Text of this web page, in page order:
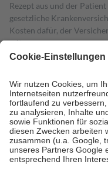
Rezept aus und der
gesetzliche
Kosten dafür, der
mit.
Grundsätzlich leisten
höchstens zehn Euro.
Es
Kosten der Leistung zu
Diese Regeln gelten
Bei Heilmitteln und
Zuzahlung zehn Prozent
Verordnung.
Um das Engagement der
stärken und die